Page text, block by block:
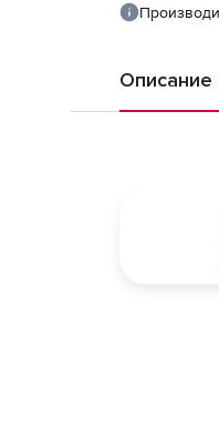
Описание